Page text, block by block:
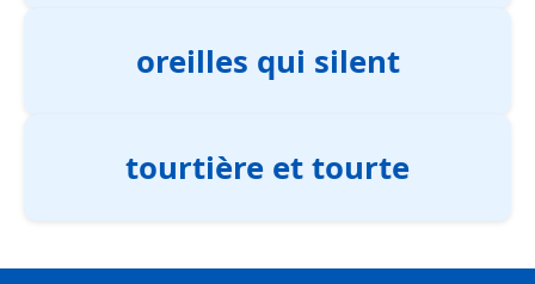
oreilles qui silent
tourtière et tourte